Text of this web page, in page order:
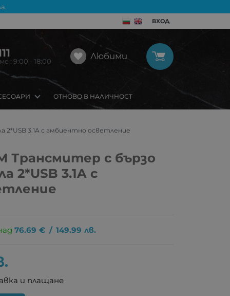
ВХОД
: 9:00 - 18:00 Любими
ОТНОВО В НАЛИЧНОСТ
2*USB 3.1A с амбиентно осветление
Трансмитер с бързо
2*USB 3.1A с
76.69 € / 149.99 лв.
и плащане